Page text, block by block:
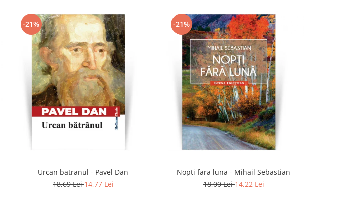
-21%
Urcan batranul - Pavel Dan
18,69 Lei14,77 Lei
-21%
Nopti fara luna - Mihail Sebastian
18,00 Lei14,22 Lei